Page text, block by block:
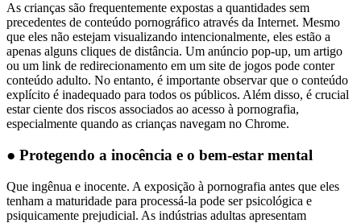
As crianças são frequentemente expostas a quantidades sem
precedentes de conteúdo pornográfico através da Internet. Mesmo
que eles não estejam visualizando intencionalmente, eles estão a
apenas alguns cliques de distância. Um anúncio pop-up, um artigo
ou um link de redirecionamento em um site de jogos pode conter
conteúdo adulto. No entanto, é importante observar que o conteúdo
explícito é inadequado para todos os públicos. Além disso, é crucial
estar ciente dos riscos associados ao acesso à pornografia,
especialmente quando as crianças navegam no Chrome.
● Protegendo a inocência e o bem-estar mental
Que ingênua e inocente. A exposição à pornografia antes que eles
tenham a maturidade para processá-la pode ser psicológica e
psiquicamente prejudicial. As indústrias adultas apresentam